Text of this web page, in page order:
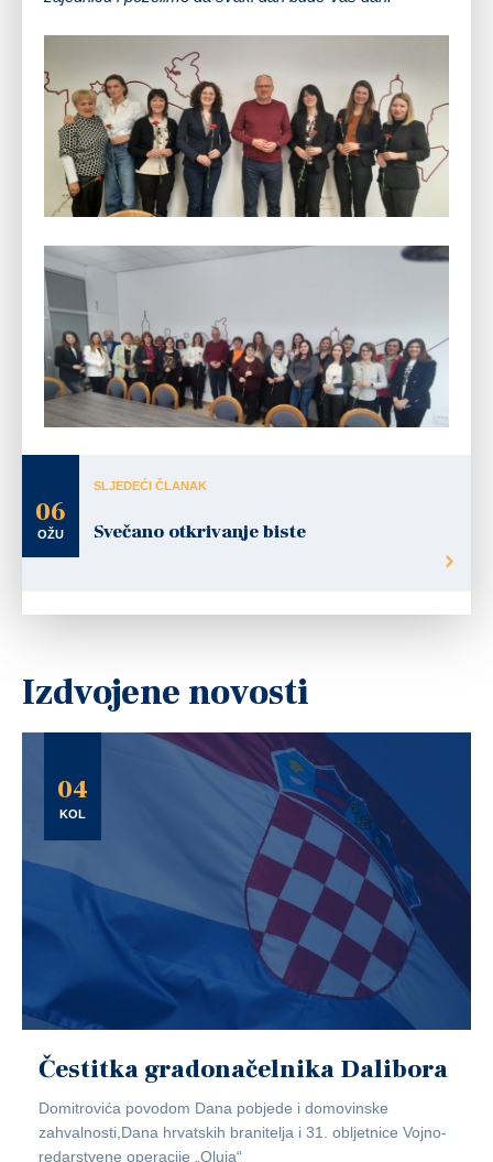
06
OŽU
SLJEDEĆI ČLANAK
Svečano otkrivanje biste
Izdvojene novosti
04
KOL
Čestitka gradonačelnika Dalibora
Domitrovića povodom Dana pobjede i domovinske
zahvalnosti,Dana hrvatskih branitelja i 31. obljetnice Vojno-
redarstvene operacije „Oluja“